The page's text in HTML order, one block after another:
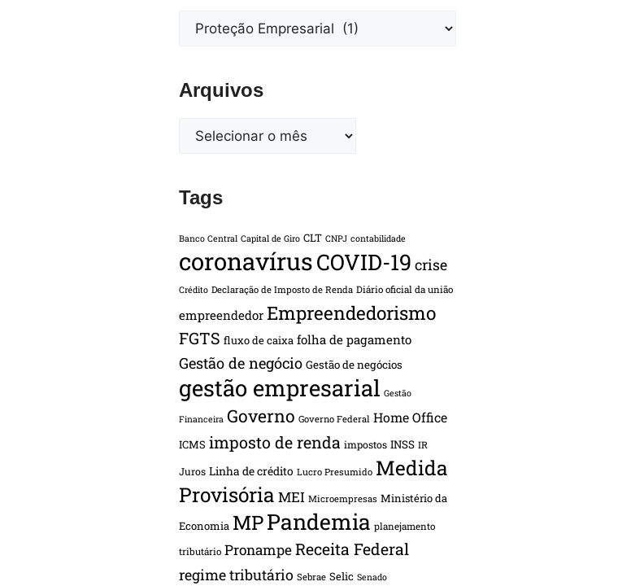
Arquivos
Tags
Banco Central Capital de Giro CLT CNPJ contabilidade
coronavírusCOVID-19 crise
Crédito Declaração de Imposto de Renda Diário oficial da união
empreendedor Empreendedorismo
FGTS fluxo de caixa folha de pagamento
Gestão de negócio Gestão de negócios
gestão empresarial Gestão
Financeira Governo Governo Federal Home Office
ICMS imposto de renda impostos INSS IR
Juros Linha de crédito Lucro Presumido Medida
Provisória MEI Microempresas Ministério da
Economia MPPandemia planejamento
tributário PronampeReceita Federal
regime tributário Sebrae Selic Senado